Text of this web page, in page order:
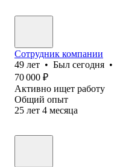
Сотрудник компании
49 лет • Был сегодня •
70 000 ₽
Активно ищет работу
Общий опыт
25 лет 4 месяца